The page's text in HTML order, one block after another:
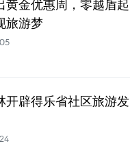
黄金优惠周，零越盾起
旅游梦
开辟得乐省社区旅游发